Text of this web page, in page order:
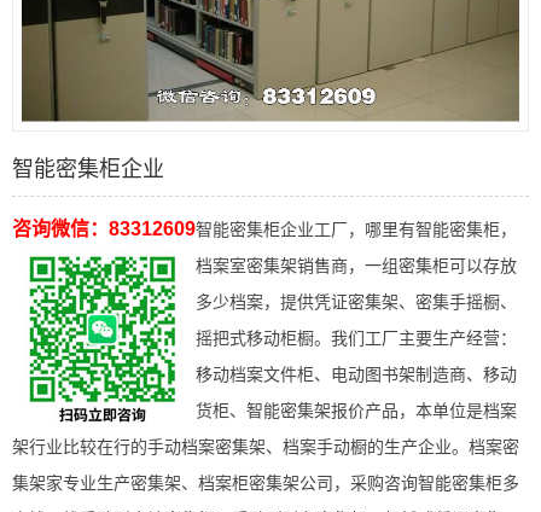
智能密集柜企业
咨询微信：83312609智能密集柜企业工厂，哪里有智能密集柜，
档案室密集架销售商，一组密集柜可以存放
多少档案，提供凭证密集架、密集手摇橱、
摇把式移动柜橱。我们工厂主要生产经营：
移动档案文件柜、电动图书架制造商、移动
货柜、智能密集架报价产品，本单位是档案
架行业比较在行的手动档案密集架、档案手动橱的生产企业。档案密
集架家专业生产密集架、档案柜密集架公司，采购咨询智能密集柜多